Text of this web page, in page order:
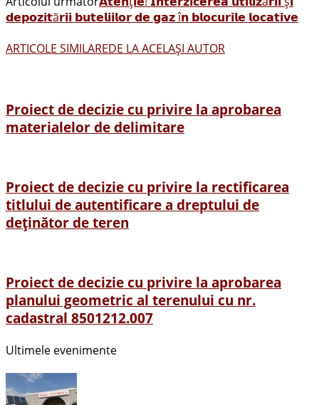
𝗱𝗲𝗽𝗼𝘇𝗶𝘁ă𝗿𝗶𝗶 𝗯𝘂𝘁𝗲𝗹𝗶𝗶𝗹𝗼𝗿 𝗱𝗲 𝗴𝗮𝘇 î𝗻 𝗯𝗹𝗼𝗰𝘂𝗿𝗶𝗹𝗲 𝗹𝗼𝗰𝗮𝘁𝗶𝘃𝗲
ARTICOLE SIMILAREDE LA ACELAȘI AUTOR
Proiect de decizie cu privire la aprobarea
materialelor de delimitare
Proiect de decizie cu privire la rectificarea
titlului de autentificare a dreptului de
deținător de teren
Proiect de decizie cu privire la aprobarea
planului geometric al terenului cu nr.
cadastral 8501212.007
Ultimele evenimente